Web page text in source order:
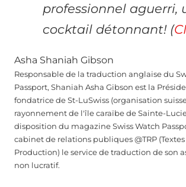
professionnel aguerri,
cocktail détonnant! (
Asha Shaniah Gibson
Responsable de la traduction anglaise du
Passport, Shaniah Asha Gibson est la
fondatrice de St-LuSwiss (organisation
rayonnement de l'île caraïbe de Sainte-
disposition du magazine Swiss Watch
cabinet de relations publiques @TRP
Production) le service de traduction de son
non lucratif.